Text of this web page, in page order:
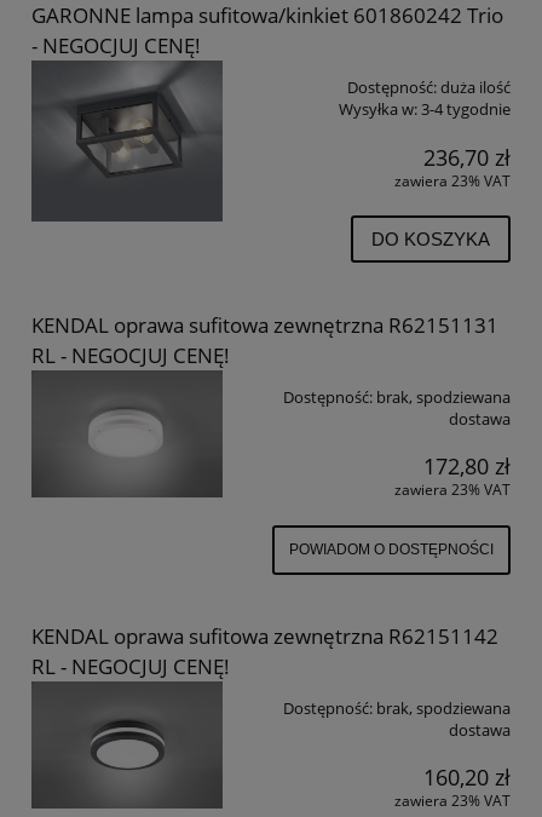
GARONNE lampa sufitowa/kinkiet 601860242 Trio
- NEGOCJUJ CENĘ!
Dostępność:duża ilość
Wysyłka w:3-4 tygodnie
236,70 zł
zawiera 23% VAT
DO KOSZYKA
KENDAL oprawa sufitowa zewnętrzna R62151131
RL - NEGOCJUJ CENĘ!
Dostępność: brak, spodziewana
dostawa
172,80 zł
zawiera 23% VAT
POWIADOM O DOSTĘPNOŚCI
KENDAL oprawa sufitowa zewnętrzna R62151142
RL - NEGOCJUJ CENĘ!
Dostępność: brak, spodziewana
dostawa
160,20 zł
zawiera 23% VAT